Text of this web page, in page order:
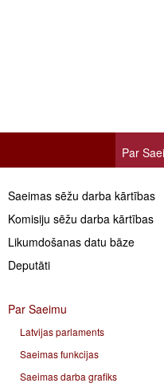
Par
Saeimas sēžu darba kārtības
Komisiju sēžu darba kārtības
Likumdošanas datu bāze
Deputāti
Par Saeimu
Latvijas parlaments
Saeimas funkcijas
Saeimas darba grafiks